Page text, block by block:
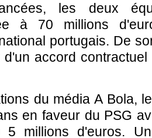
les deux
à 70 millions
portugais. De
d'un accord
du média A Bola,
en faveur du PSG
5 millions d'euros.